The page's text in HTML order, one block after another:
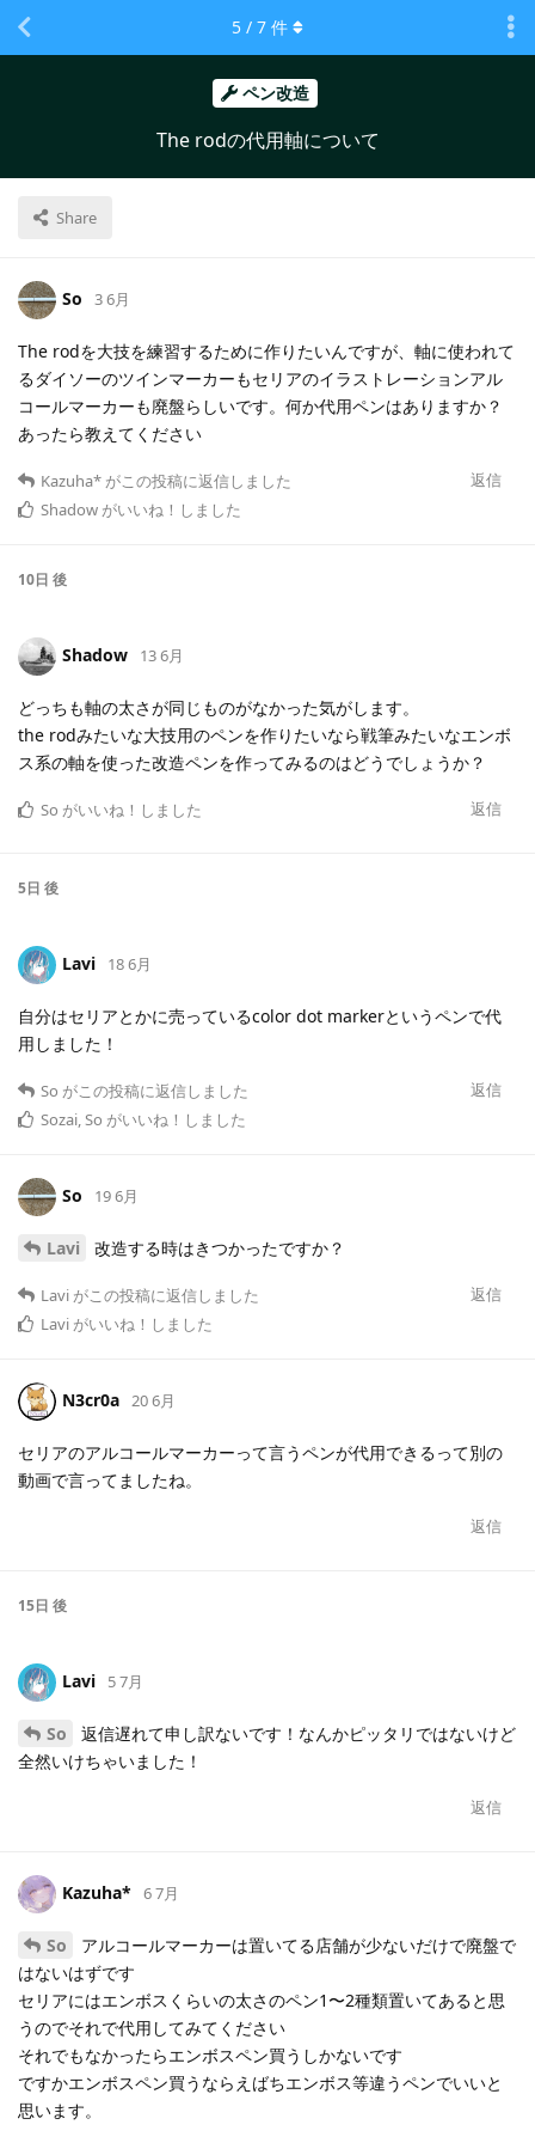
ペン改造
The rodの代用軸について
Share
5 / 7 件
So 3 6月
The rodを大技を練習するために作りたいんですが、軸に使われて
るダイソーのツインマーカーもセリアのイラストレーションアル
コールマーカーも廃盤らしいです。何か代用ペンはありますか？
あったら教えてください
返信
Kazuha* がこの投稿に返信しました
Shadow がいいね！しました
10日 後
Shadow 13 6月
どっちも軸の太さが同じものがなかった気がします。
the rodみたいな大技用のペンを作りたいなら戦筆みたいなエンボ
ス系の軸を使った改造ペンを作ってみるのはどうでしょうか？
返信
So がいいね！しました
5日 後
Lavi 18 6月
自分はセリアとかに売っているcolor dot markerというペンで代
用しました！
返信
So がこの投稿に返信しました
Sozai,So がいいね！しました
So 19 6月
Lavi 改造する時はきつかったですか？
返信
Lavi がこの投稿に返信しました
Lavi がいいね！しました
N3cr0a 20 6月
セリアのアルコールマーカーって言うペンが代用できるって別の
動画で言ってましたね。
返信
15日 後
Lavi 5 7月
So
返信遅れて申し訳ないです！なんかピッタリではないけど
全然いけちゃいました！
返信
Kazuha* 6 7月
So
アルコールマーカーは置いてる店舗が少ないだけで廃盤で
はないはずです
セリアにはエンボスくらいの太さのペン1〜2種類置いてあると思
うのでそれで代用してみてください
それでもなかったらエンボスペン買うしかないです
ですかエンボスペン買うならえばちエンボス等違うペンでいいと
思います。